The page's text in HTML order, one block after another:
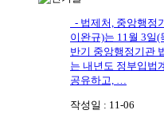
- 법제처, 중앙행정
이완규)는 11월 3일(
반기 중앙행정기관
는 내년도 정부입법
공유하고, …
작성일 : 11-06